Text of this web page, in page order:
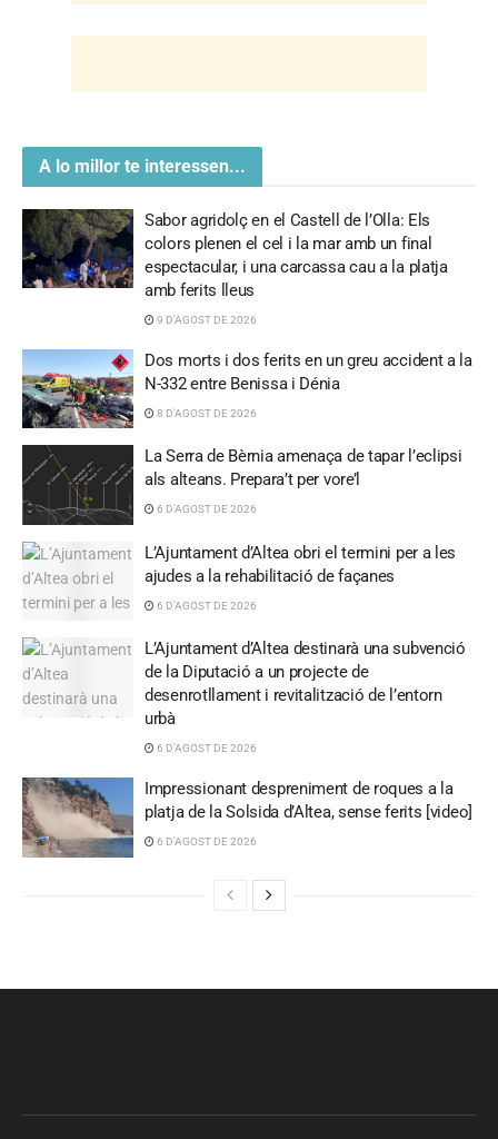
A lo millor te interessen...
Sabor agridolç en el Castell de l’Olla: Els
colors plenen el cel i la mar amb un final
espectacular, i una carcassa cau a la platja
amb ferits lleus
9 D'AGOST DE 2026
Dos morts i dos ferits en un greu accident a la
N-332 entre Benissa i Dénia
8 D'AGOST DE 2026
La Serra de Bèrnia amenaça de tapar l’eclipsi
als alteans. Prepara’t per vore’l
6 D'AGOST DE 2026
L’Ajuntament d’Altea obri el termini per a les
ajudes a la rehabilitació de façanes
6 D'AGOST DE 2026
L’Ajuntament d’Altea destinarà una subvenció
de la Diputació a un projecte de
desenrotllament i revitalització de l’entorn
urbà
6 D'AGOST DE 2026
Impressionant despreniment de roques a la
platja de la Solsida d’Altea, sense ferits [video]
6 D'AGOST DE 2026